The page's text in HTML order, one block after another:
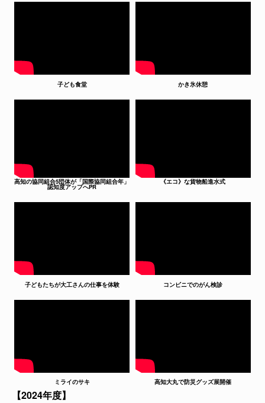
子ども食堂 かき氷休憩
高知の協同組合5団体が「国際協同組合年」
認知度アップへPR
《エコ》な貨物船進水式
子どもたちが大工さんの仕事を体験 コンビニでのがん検診
ミライのサキ 高知大丸で防災グッズ展開催
【2024年度】